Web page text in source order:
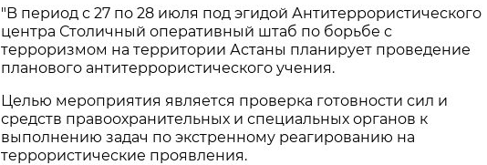
"B период с 27 по 28 июля под эгидой Антитеррористического
центра Столичный оперативный штаб по борьбе с
терроризмом на территории Астаны планирует проведение
планового антитеррористического учения.
Целью мероприятия является проверка готовности сил и
средств правоохранительных и специальных органов к
выполнению задач по экстренному реагированию на
террористические проявления.